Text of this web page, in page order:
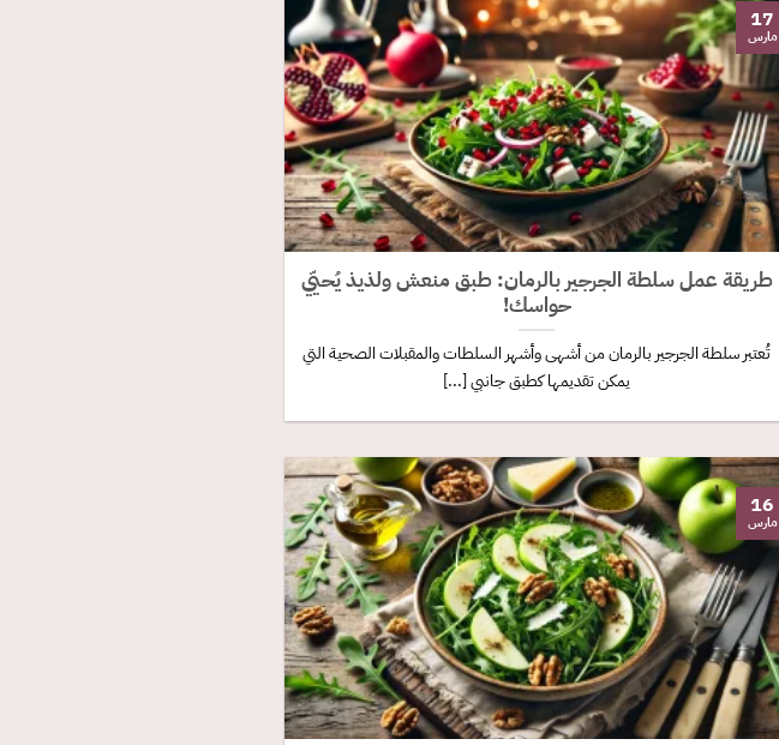
طريقة عمل سلطة الجرجير بالرمان: طبق منعش ولذيذ يُحيّي
حواسك!
تُعتبر سلطة الجرجير بالرمان من أشهى وأشهر السلطات والمقبلات الصحية التي
يمكن تقديمها كطبق جانبي [...]
17
مارس
16
مارس